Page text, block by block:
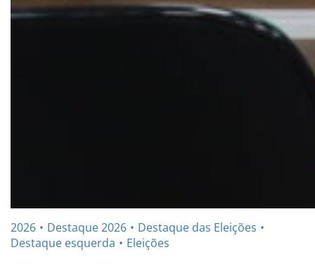
2026 Destaque 2026
Destaque das Eleições
Destaque esquerda
Eleições